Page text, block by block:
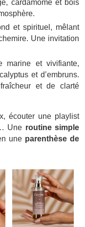
cardamome et bois
et spirituel, mêlant
Une invitation
marine et vivifiante,
et d’embruns.
et de clarté
écouter une playlist
Une routine simple
une parenthèse de